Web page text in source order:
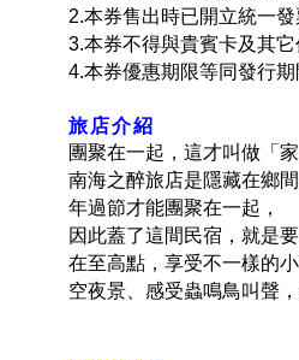
2.本券售出時已開立統一
3.本券不得與貴賓卡及其它
4.本券優惠期限等同發行
旅店介紹
團聚在一起，這才叫做「家
南海之醉旅店是隱藏在鄉
年過節才能團聚在一起，
因此蓋了這間民宿，就是
在至高點，享受不一樣的
空夜景、感受蟲鳴鳥叫聲